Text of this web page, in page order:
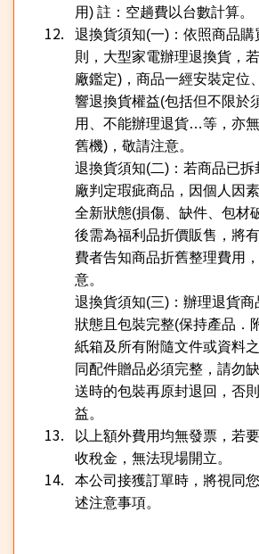
用) 註：空趟費以台數計算。
退換貨須知(一) ：依照商品
則，大型家電辦理退換貨，
廠鑑定) ，商品一經安裝定位
響退換貨權益(包括但不限於
用、不能辦理退貨…等，亦
舊機) ，敬請注意。
退換貨須知(二) ：若商品已
廠判定瑕疵商品，因個人因
全新狀態(損傷、缺件、包材
後需為福利品折價販售，將
費者告知商品折舊整理費用
意。
退換貨須知(三) ：辦理退貨
狀態且包裝完整(保持產品．
紙箱及所有附隨文件或資料
同配件贈品必須完整，請勿
送時的包裝再原封退回，否
益。
以上額外費用均無發票，若
收稅金，無法現場開立。
本公司接獲訂單時，將視同
述注意事項。